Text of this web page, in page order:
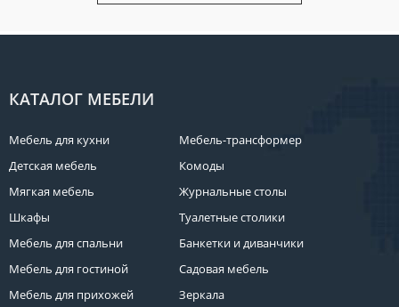
КАТАЛОГ МЕБЕЛИ
Мебель для кухни
Детская мебель
Мягкая мебель
Шкафы
Мебель для спальни
Мебель для гостиной
Мебель для прихожей
Мебель-трансформер
Комоды
Журнальные столы
Туалетные столики
Банкетки и диванчики
Садовая мебель
Зеркала